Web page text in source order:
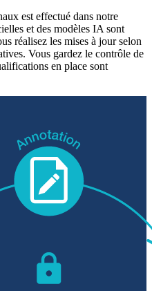
est effectué dans notre
et des modèles IA sont
réalisez les mises à jour selon
Vous gardez le contrôle de
en place sont